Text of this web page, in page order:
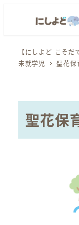
【にしよど こそだ
未就学児
聖花
聖花保